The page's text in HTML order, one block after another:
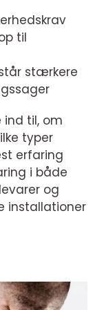
til
stærkere
ind til, om
typer
erfaring
i både
og
installationer